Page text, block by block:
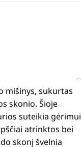
mišinys, sukurtas
skonio. Šioje
suteikia gėrimui
atrinktos bei
skonį švelnia